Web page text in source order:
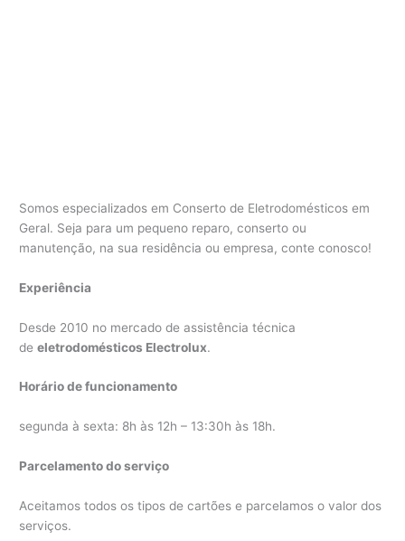
Somos especializados em Conserto de Eletrodomésticos em
Geral. Seja para um pequeno reparo, conserto ou
manutenção, na sua residência ou empresa, conte conosco!
Experiência
Desde 2010 no mercado de assistência técnica
deeletrodomésticos Electrolux.
Horário de funcionamento
segunda à sexta: 8h às 12h – 13:30h às 18h.
Parcelamento do serviço
Aceitamos todos os tipos de cartões e parcelamos o valor dos
serviços.